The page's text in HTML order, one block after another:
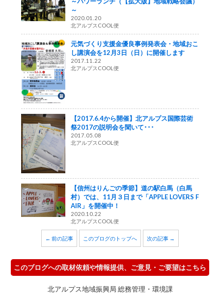
～
2020.01.20
北アルプスCOOL便
元気づくり支援金優良事例発表会・地域おこ
し講演会を12月3日（日）に開催します
2017.11.22
北アルプスCOOL便
【2017.6.4から開催】北アルプス国際芸術
祭2017の説明会を聞いて･･･
2017.05.08
北アルプスCOOL便
【信州はりんごの季節】道の駅白馬（白馬
村）では、11月３日まで「APPLE LOVERS F
AIR」を開催中！
2020.10.22
北アルプスCOOL便
← 前の記事 このブログのトップへ 次の記事 →
このブログへの取材依頼や情報提供、ご意見・ご要望はこちら
北アルプス地域振興局 総務管理・環境課